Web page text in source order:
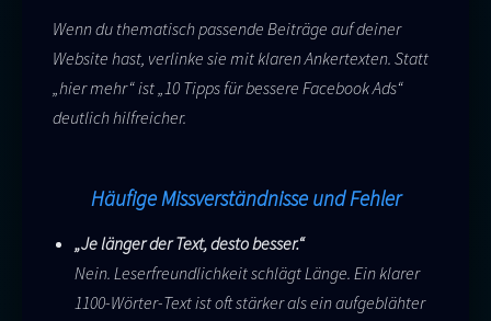
Wenn du thematisch passende Beiträge auf deiner
Website hast, verlinke sie mit klaren Ankertexten. Statt
„hier mehr“ ist „10 Tipps für bessere Facebook Ads“
deutlich hilfreicher.
Häufige Missverständnisse und Fehler
„Je länger der Text, desto besser.“
Nein. Leserfreundlichkeit schlägt Länge. Ein klarer
1100-Wörter-Text ist oft stärker als ein aufgeblähter